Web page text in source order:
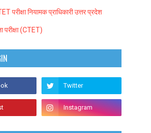
परीक्षा नियामक प्राधिकारी उत्तर प्रदेश
परीक्षा (CTET)